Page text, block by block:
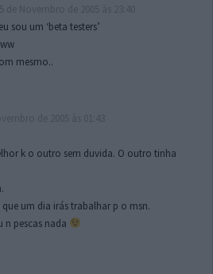
sou um ‘beta testers’
mesmo..
k o outro sem duvida. O outro tinha
um dia irás trabalhar p o msn.
n pescas nada